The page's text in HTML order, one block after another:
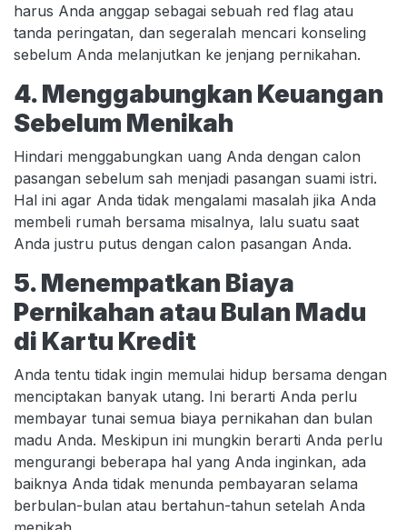
harus Anda anggap sebagai sebuah red flag atau
tanda peringatan, dan segeralah mencari konseling
sebelum Anda melanjutkan ke jenjang pernikahan.
4. Menggabungkan Keuangan
Sebelum Menikah
Hindari menggabungkan uang Anda dengan calon
pasangan sebelum sah menjadi pasangan suami istri.
Hal ini agar Anda tidak mengalami masalah jika Anda
membeli rumah bersama misalnya, lalu suatu saat
Anda justru putus dengan calon pasangan Anda.
5. Menempatkan Biaya
Pernikahan atau Bulan Madu
di Kartu Kredit
Anda tentu tidak ingin memulai hidup bersama dengan
menciptakan banyak utang. Ini berarti Anda perlu
membayar tunai semua biaya pernikahan dan bulan
madu Anda. Meskipun ini mungkin berarti Anda perlu
mengurangi beberapa hal yang Anda inginkan, ada
baiknya Anda tidak menunda pembayaran selama
berbulan-bulan atau bertahun-tahun setelah Anda